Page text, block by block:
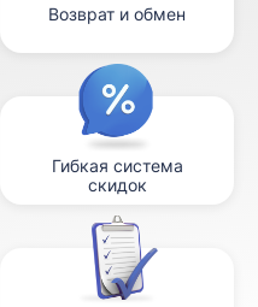
Возврат и обмен
Гибкая система
скидок